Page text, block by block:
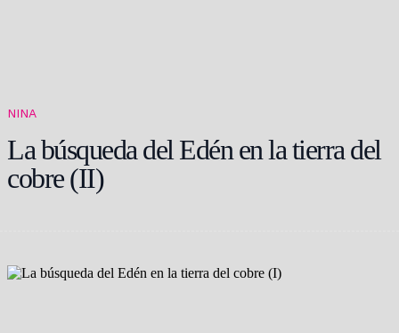
NINA
La búsqueda del Edén en la tierra del
cobre (II)